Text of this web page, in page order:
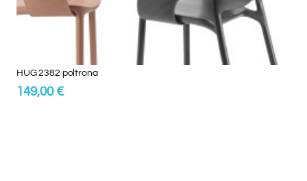
HUG 2382 poltrona
149,00 €